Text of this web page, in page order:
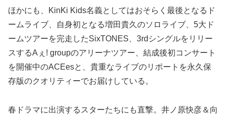
ほかにも、KinKi Kids名義としてはおそらく最後となるド
ームライブ、自身初となる増田貴久のソロライブ、5大ド
ームツアーを完走したSixTONES、3rdシングルをリリー
スするAぇ! groupのアリーナツアー、結成後初コンサート
を開催中のACEesと、貴重なライブのリポートを永久保
存版のクオリティーでお届けしている。
春ドラマに出演するスターたちにも直撃。井ノ原快彦＆向